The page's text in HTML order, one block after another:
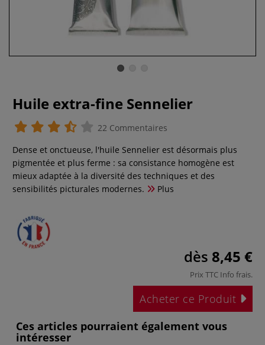
Huile extra-fine Sennelier
22 Commentaires
Dense et onctueuse, l'huile Sennelier est désormais plus
pigmentée et plus ferme : sa consistance homogène est
mieux adaptée à la diversité des techniques et des
sensibilités picturales modernes.
Plus
dès 8,45 €
Prix TTC Info frais.
Acheter ce Produit
Ces articles pourraient également vous
intéresser